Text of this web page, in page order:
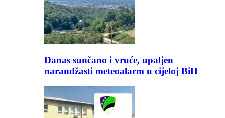
Danas sunčano i vruće, upaljen
narandžasti meteoalarm u cijeloj BiH